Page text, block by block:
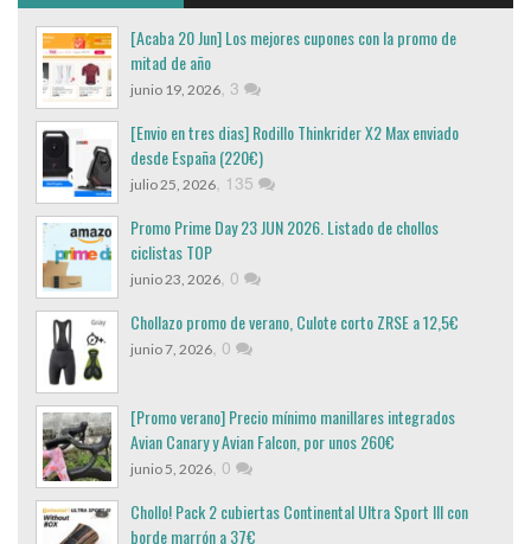
[Acaba 20 Jun] Los mejores cupones con la promo de
mitad de año
junio 19, 2026, 3
[Envio en tres dias] Rodillo Thinkrider X2 Max enviado
desde España (220€)
julio 25, 2026, 135
Promo Prime Day 23 JUN 2026. Listado de chollos
ciclistas TOP
junio 23, 2026, 0
Chollazo promo de verano, Culote corto ZRSE a 12,5€
junio 7, 2026, 0
[Promo verano] Precio mínimo manillares integrados
Avian Canary y Avian Falcon, por unos 260€
junio 5, 2026, 0
Chollo! Pack 2 cubiertas Continental Ultra Sport III con
borde marrón a 37€